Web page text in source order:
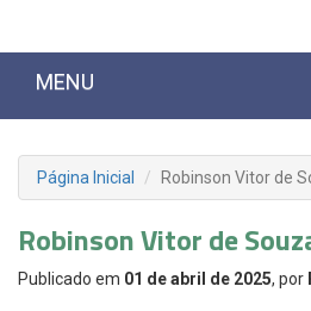
MENU
Página Inicial Robinson Vitor de
Robinson Vitor de
Publicado em 01 de abril de 2025, por